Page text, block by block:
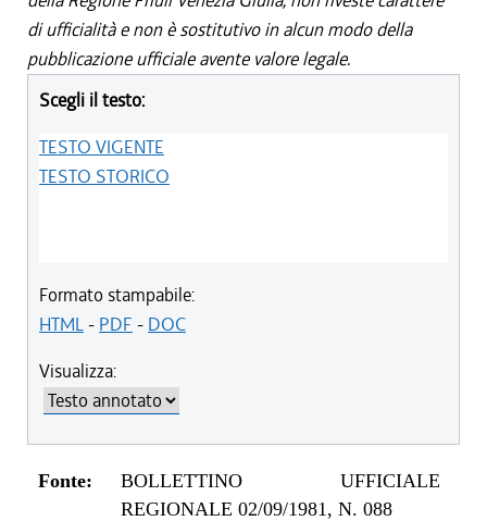
di ufficialità e non è sostitutivo in alcun modo della
pubblicazione ufficiale avente valore legale.
Scegli il testo:
TESTO VIGENTE
TESTO STORICO
Formato stampabile:
HTML- PDF - DOC
Visualizza:
Fonte:
BOLLETTINO UFFICIALE
REGIONALE 02/09/1981, N. 088